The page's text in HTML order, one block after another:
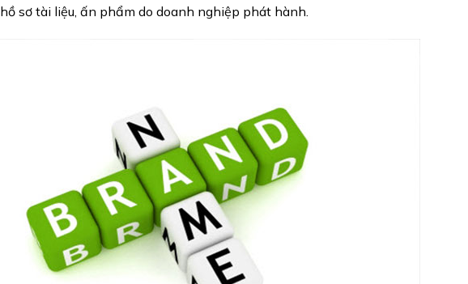
sơ tài liệu, ấn phẩm do doanh nghiệp phát hành.